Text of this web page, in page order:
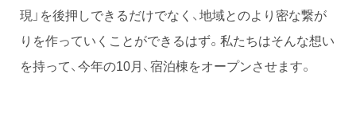
現」を後押しできるだけでなく、地域とのより密な繋が
りを作っていくことができるはず。私たちはそんな想い
を持って、今年の10月、宿泊棟をオープンさせます。